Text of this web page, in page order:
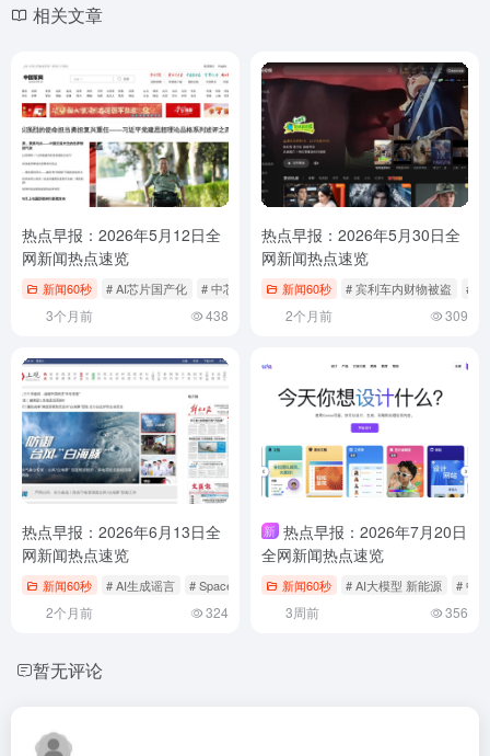
相关文章
热点早报：2026年5月12日全
网新闻热点速览
新闻60秒 # AI芯片国产化 # 中芯国际并购重组 # 半导体产业链
3个月前 438
热点早报：2026年5月30日全
网新闻热点速览
新闻60秒 # 宾利车内财物被盗 #
2个月前 309
热点早报：2026年6月13日全
网新闻热点速览
新闻60秒 # AI生成谣言 # SpaceX上市 # 中国农机出海
2个月前 324
新 热点早报：2026年7月20日
全网新闻热点速览
新闻60秒 # AI大模型 新能源 # 中
3周前 356
暂无评论